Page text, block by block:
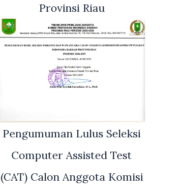
Provinsi Riau
Pengumuman Lulus Seleksi
Computer Assisted Test
(CAT) Calon Anggota Komisi